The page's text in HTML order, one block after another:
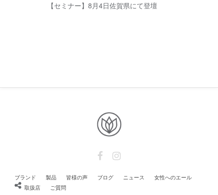
【セミナー】8月4日佐賀県にて登壇
ブランド 製品 皆様の声 ブログ ニュース
女性へのエール
取扱店
ご質問